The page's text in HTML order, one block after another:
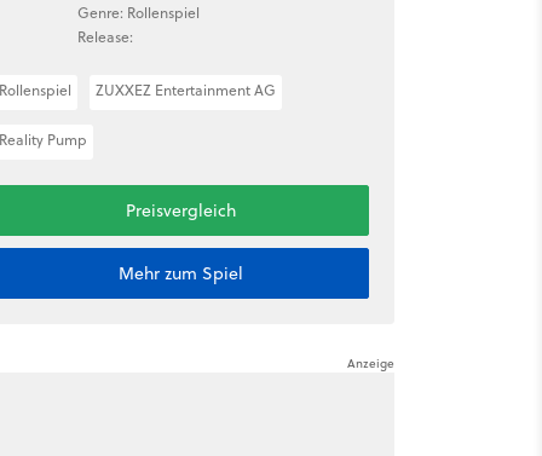
Genre: Rollenspiel
Release:
ZUXXEZ Entertainment AG
Pump
Preisvergleich
Mehr zum Spiel